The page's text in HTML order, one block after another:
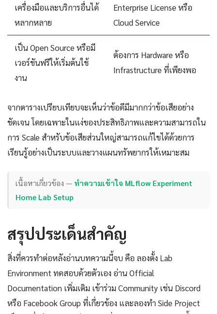
เครื่องมือและบริการอื่นได้
หลากหลาย
Enterprise License หรือ
Cloud Service
เป็น Open Source หรือมี
เวอร์ชันฟรีให้เริ่มต้นใช้
งาน
ต้องการ Hardware หรือ
Infrastructure ที่เพียงพอ
จากตารางเปรียบเทียบจะเห็นว่าข้อดีมีมากกว่าข้อเสียอย่าง
ชัดเจน โดยเฉพาะในแง่ของประสิทธิภาพและความสามารถใน
การ Scale สำหรับข้อเสียส่วนใหญ่สามารถแก้ไขได้ด้วยการ
เรียนรู้อย่างเป็นระบบและวางแผนทรัพยากรให้เหมาะสม
เนื้อหาเกี่ยวข้อง — ทำความเข้าใจ MLflow Experiment
Home Lab Setup
สรุปประเด็นสำคัญ
สิ่งที่ควรทำต่อหลังอ่านบทความนี้จบ คือ ลองตั้ง Lab
Environment ทดสอบด้วยตัวเอง อ่าน Official
Documentation เพิ่มเติม เข้าร่วม Community เช่น Discord
หรือ Facebook Group ที่เกี่ยวข้อง และลองทำ Side Project